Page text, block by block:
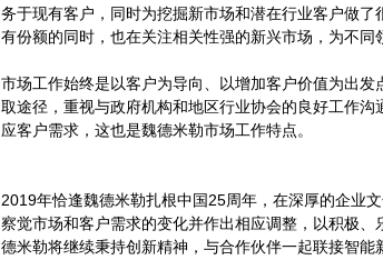
务于现有客户，同时为挖掘新市场和潜在行业客户做
有份额的同时，也在关注相关性强的新兴市场，为不同
市场工作始终是以客户为导向、以增加客户价值为出
取途径，重视与政府机构和地区行业协会的良好工作
应客户需求，这也是魏德米勒市场工作特点。
2019年恰逢魏德米勒扎根中国25周年，在深厚的企业
察觉市场和客户需求的变化并作出相应调整，以积极
德米勒将继续秉持创新精神，与合作伙伴一起联接智能